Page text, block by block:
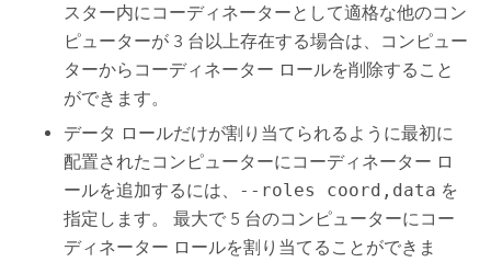
スター内にコーディネーターとして適格な他のコン
ピューターが 3 台以上存在する場合は、コンピュー
ターからコーディネーター ロールを削除すること
ができます。
データ ロールだけが割り当てられるように最初に
配置されたコンピューターにコーディネーター ロ
ールを追加するには、 --roles coord,data を
指定します。 最大で 5 台のコンピューターにコー
ディネーター ロールを割り当てることができま